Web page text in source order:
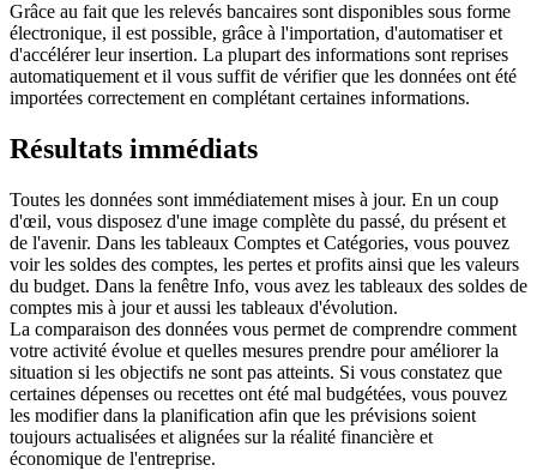
Grâce au fait que les relevés bancaires sont disponibles sous forme
électronique, il est possible, grâce à l'importation, d'automatiser et
d'accélérer leur insertion. La plupart des informations sont reprises
automatiquement et il vous suffit de vérifier que les données ont été
importées correctement en complétant certaines informations.
Résultats immédiats
Toutes les données sont immédiatement mises à jour. En un coup
d'œil, vous disposez d'une image complète du passé, du présent et
de l'avenir. Dans les tableaux Comptes et Catégories, vous pouvez
voir les soldes des comptes, les pertes et profits ainsi que les valeurs
du budget. Dans la fenêtre Info, vous avez les tableaux des soldes de
comptes mis à jour et aussi les tableaux d'évolution.
La comparaison des données vous permet de comprendre comment
votre activité évolue et quelles mesures prendre pour améliorer la
situation si les objectifs ne sont pas atteints. Si vous constatez que
certaines dépenses ou recettes ont été mal budgétées, vous pouvez
les modifier dans la planification afin que les prévisions soient
toujours actualisées et alignées sur la réalité financière et
économique de l'entreprise.